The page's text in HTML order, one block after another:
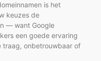
is het
keuzes de
— want Google
een goede ervaring
traag, onbetrouwbaar of